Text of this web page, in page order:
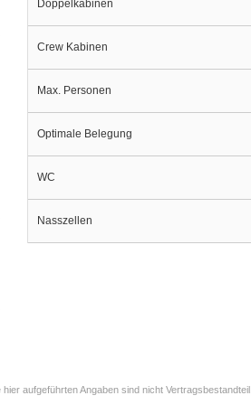
Doppelkabinen
Crew Kabinen
Max. Personen
Optimale Belegung
WC
Nasszellen
aufgeführten Angaben sind nicht Vertragsbestandteil.